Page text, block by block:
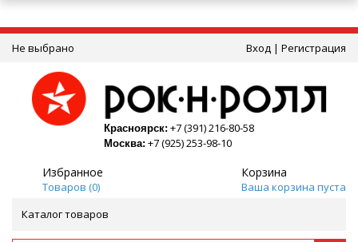
Не выбрано Вход | Регистрация
Красноярск: +7 (391) 216-80-58
Москва: +7 (925) 253-98-10
Избранное
Товаров (0)
Корзина
Ваша корзина пуста
Каталог товаров